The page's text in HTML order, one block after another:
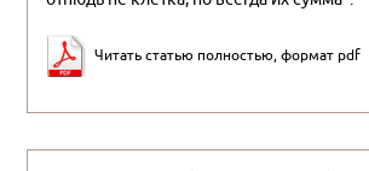
Читать статью полностью, формат pdf